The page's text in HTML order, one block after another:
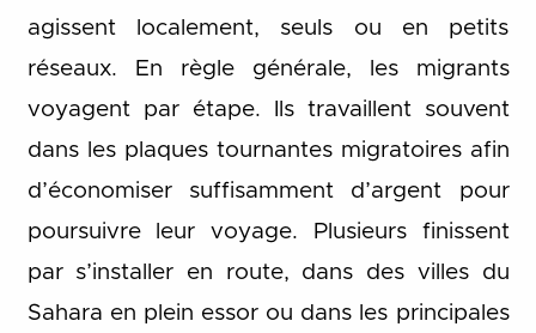
agissent localement, seuls ou en petits
réseaux. En règle générale, les migrants
voyagent par étape. Ils travaillent souvent
dans les plaques tournantes migratoires afin
d’économiser suffisamment d’argent pour
poursuivre leur voyage. Plusieurs finissent
par s’installer en route, dans des villes du
Sahara en plein essor ou dans les principales